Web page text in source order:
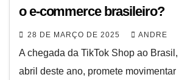
o e-commerce brasileiro?
28 DE MARÇO DE 2025 ANDRE
A chegada da TikTok Shop ao
abril deste ano, promete movimentar